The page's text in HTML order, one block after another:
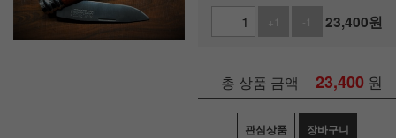
+1
-1 23,400원
총 상품 금액 23,400 원
관심상품 장바구니